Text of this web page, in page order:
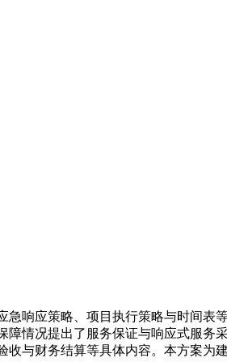
响应策略、项目执行策略与时间表
情况提出了服务保证与响应式服务
与财务结算等具体内容。本方案为